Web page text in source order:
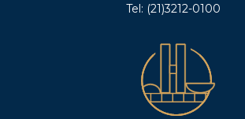
Tel: (21)3212-0100